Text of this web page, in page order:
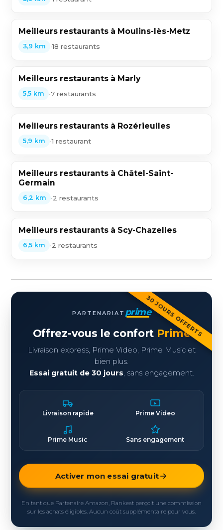
Meilleurs restaurants à Moulins-lès-Metz
3,9 km •18 restaurants
Meilleurs restaurants à Marly
5,5 km •7 restaurants
Meilleurs restaurants à Rozérieulles
5,9 km •1 restaurant
Meilleurs restaurants à Châtel-Saint-
Germain
6,2 km •2 restaurants
Meilleurs restaurants à Scy-Chazelles
6,5 km •2 restaurants
30 JOURS OFFERTS
PARTENARIAT prime
Offrez-vous le confort Prime
Livraison express, Prime Video, Prime Music et
bien plus.
Essai gratuit de 30 jours, sans engagement.
Livraison rapide Prime Video
Prime Music Sans engagement
Activer mon essai gratuit
En tant que Partenaire Amazon, Rankeat perçoit une commission
sur les achats éligibles. Aucun coût supplémentaire pour vous.